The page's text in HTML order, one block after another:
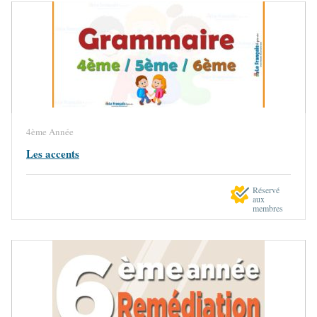
4ème Année
Les accents
Réservé
aux
membres